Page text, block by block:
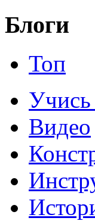
Блоги
Топ
Учись
Видео